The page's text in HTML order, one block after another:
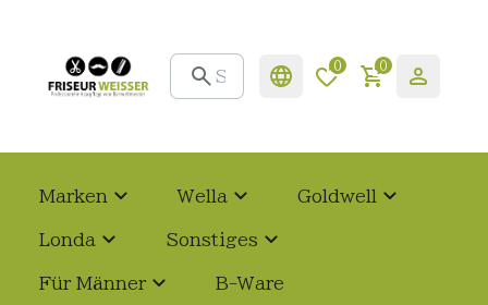
0 0
Marken Wella Goldwell
Londa Sonstiges
Für Männer B-Ware